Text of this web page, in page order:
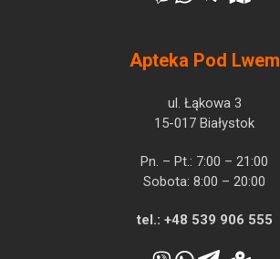
Apteka Pod Lwem
ul. Łąkowa 3
15-017 Białystok
Pn. – Pt.: 7:00 – 21:00
Sobota: 8:00 – 20:00
tel.: +48 539 906 555